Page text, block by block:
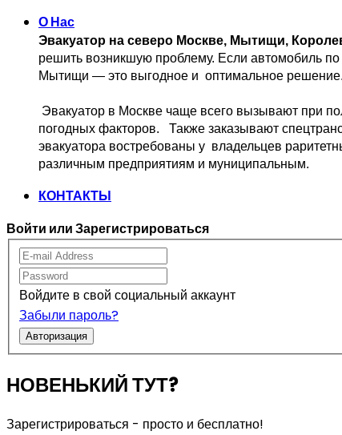
О Нас
Эвакуатор на северо Москве, Мытищи,
решить возникшую проблему. Если автомобиль
Мытищи — это выгодное и оптимальное решение.
Эвакуатор в Москве чаще всего вызывают при
погодных факторов.   Также заказывают
эвакуатора востребованы у  владельцев
различным предприятиям и муниципальным.
КОНТАКТЫ
Войти или Зарегистрироваться
Войдите в свой социальный аккаунт
Забыли пароль?
Авторизация
НОВЕНЬКИЙ ТУТ?
Зарегистрироваться - просто и бесплатно!